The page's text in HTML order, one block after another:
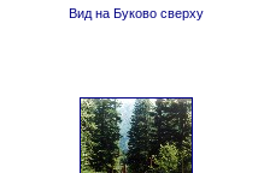
Вид на Буково сверху